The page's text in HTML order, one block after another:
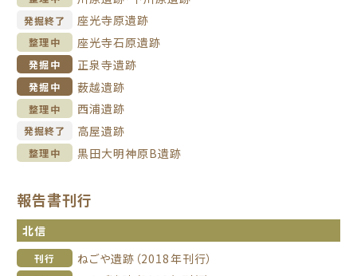
発掘終了 座光寺原遺跡
整理中 座光寺石原遺跡
発掘中 正泉寺遺跡
発掘中 薮越遺跡
整理中 西浦遺跡
発掘終了 高屋遺跡
整理中 黒田大明神原B遺跡
報告書刊行
北信
刊行 ねごや遺跡（2018年刊行）